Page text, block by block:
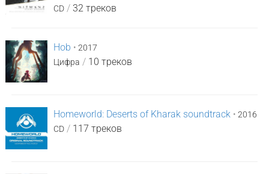
CD / 32 треков
Hob • 2017
Цифра / 10 треков
Homeworld: Deserts of Kharak soundtrack • 2016
CD / 117 треков